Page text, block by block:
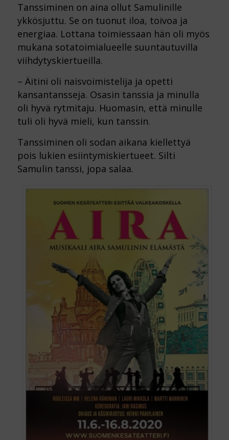
Tanssiminen on aina ollut Samulinille
ykkösjuttu. Se on tuonut iloa, toivoa ja
energiaa. Lottana toimiessaan hän oli myös
mukana sotatoimialueelle suuntautuvilla
viihdytyskiertueilla.
– Äitini oli naisvoimistelija ja opetti
kansantansseja. Osasin tanssia ja minulla
oli hyvä rytmitaju. Huomasin, että minulle
tuli oli hyvä mieli, kun tanssin.
Tanssiminen oli sodan aikana kiellettyä
pois lukien esiintymiskiertueet. Silti
Samulin tanssi, jopa salaa.